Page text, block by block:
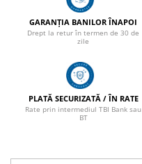
GARANȚIA BANILOR ÎNAPOI
Drept la retur în termen de 30 de
zile
PLATĂ SECURIZATĂ / ÎN RATE
Rate prin intermediul TBI Bank sau
BT